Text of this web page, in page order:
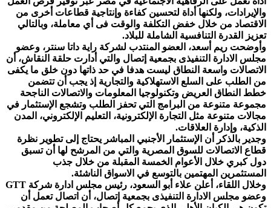
والإيرادات، ولكنها أداة لتحسين كفاءة وإنتاجية قطاعات أخرى من
الاقتصاد من خلال خفض التكلفة والوقت فى أي معاملة، وبالتالي
تعزيز القدرة التنافسية الشاملة للبلاد.
وأوضحت ريم أسعد، العضو المنتدب لشركة راية داتا سنتر، وعضو
مجلس الادارة التنفيذى بجمعية إتصال والتي أدارت حلقة النقاش، أن
الاتصالات واسعة النطاق ليست هدفا في حد ذاتها دون خلق ما يكفى
من الطلب على السلع الاستهلاكية والتجارية إذ يجب أن تتضمن
خطط النطاق العريض وتكنولوجيا المعلومات والاتصالات الناجحة
مجموعة متنوعة من البرامج التي تحفز الطلب وتشجع الإستثمار في
مجالات متنوعة مثل التجارة الإلكترونية، التعليم الإلكتروني، المدن
الذكية، وإدارة العلاقات.
وجدير بالذكر أن الإستثمار الأجنبي المباشر يحتاج إلى تطوير نظرة
قطاع الاتصالات للسوق المصرية والتي من المرشح لها أن تسبق
دول كبري خلال الأعوام الخمسة المقبلة من خلال جذب
المستثمرين المهتمين بالتوسع في الاسواق الناشئة.
وخلال اللقاء، أعلن علاء أبو السعود، رئيس مجلس ادارة شركة GTT
وعضو مجلس الادارة التنفيذى بجمعية إتصال، أن اتصال تعمل أن